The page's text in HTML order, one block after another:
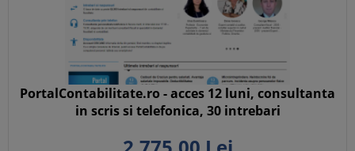
PortalContabilitate.ro - acces 12 luni, consultanta
in scris si telefonica, 30 intrebari